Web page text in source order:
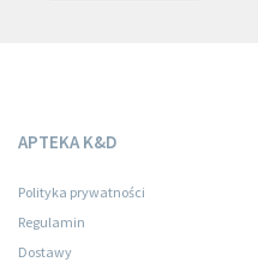
APTEKA K&D
Polityka prywatności
Regulamin
Dostawy